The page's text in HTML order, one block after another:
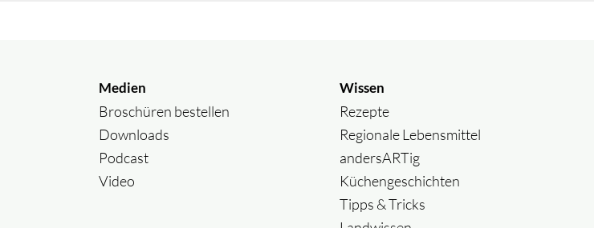
Medien
Broschüren bestellen
Downloads
Podcast
Video
Wissen
Rezepte
Regionale Lebensmittel
andersARTig
Küchengeschichten
Tipps & Tricks